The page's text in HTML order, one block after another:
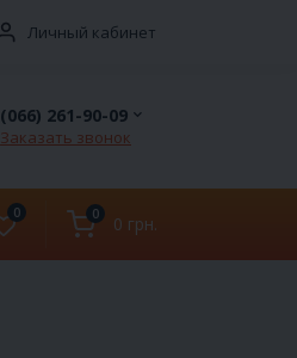
Личный кабинет
(066) 261-90-09
Заказать звонок
0 0 0 грн.